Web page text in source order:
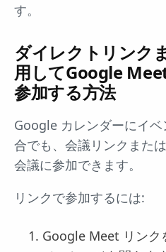
す。
ダイレクトリンク
用してGoogle
参加する方法
Google カレンダーにイ
合でも、会議リンクまた
会議に参加できます。
リンクで参加するには:
Google Meet リンク